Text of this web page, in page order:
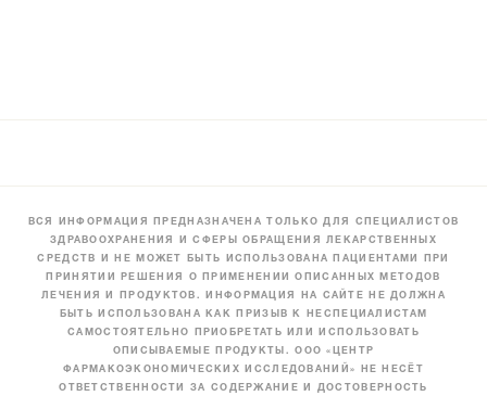
ВСЯ ИНФОРМАЦИЯ ПРЕДНАЗНАЧЕНА ТОЛЬКО ДЛЯ СПЕЦИАЛИСТОВ
ЗДРАВООХРАНЕНИЯ И СФЕРЫ ОБРАЩЕНИЯ ЛЕКАРСТВЕННЫХ
СРЕДСТВ И НЕ МОЖЕТ БЫТЬ ИСПОЛЬЗОВАНА ПАЦИЕНТАМИ ПРИ
ПРИНЯТИИ РЕШЕНИЯ О ПРИМЕНЕНИИ ОПИСАННЫХ МЕТОДОВ
ЛЕЧЕНИЯ И ПРОДУКТОВ. ИНФОРМАЦИЯ НА САЙТЕ НЕ ДОЛЖНА
БЫТЬ ИСПОЛЬЗОВАНА КАК ПРИЗЫВ К НЕСПЕЦИАЛИСТАМ
САМОСТОЯТЕЛЬНО ПРИОБРЕТАТЬ ИЛИ ИСПОЛЬЗОВАТЬ
ОПИСЫВАЕМЫЕ ПРОДУКТЫ. ООО «ЦЕНТР
ФАРМАКОЭКОНОМИЧЕСКИХ ИССЛЕДОВАНИЙ» НЕ НЕСЁТ
ОТВЕТСТВЕННОСТИ ЗА СОДЕРЖАНИЕ И ДОСТОВЕРНОСТЬ